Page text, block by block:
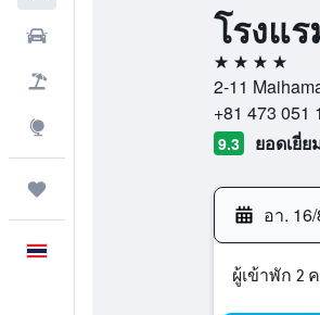
โรงแ
4 ดาว
2-11
+81 473 051
9.3 ยอดเยี่ย
อา.
ผู้เข้าพัก 2